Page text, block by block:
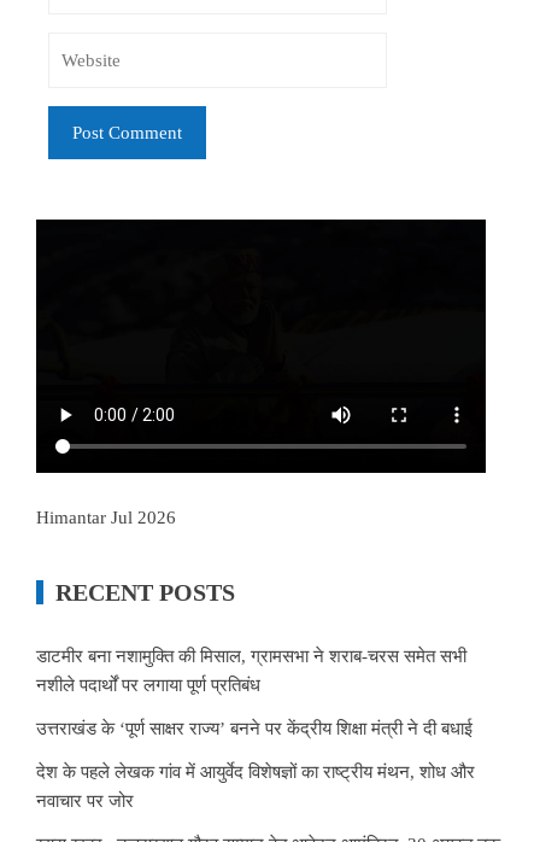
Himantar Jul 2026
RECENT POSTS
डाटमीर बना नशामुक्ति की मिसाल, ग्रामसभा ने शराब-चरस समेत सभी
नशीले पदार्थों पर लगाया पूर्ण प्रतिबंध
उत्तराखंड के ‘पूर्ण साक्षर राज्य’ बनने पर केंद्रीय शिक्षा मंत्री ने दी बधाई
देश के पहले लेखक गांव में आयुर्वेद विशेषज्ञों का राष्ट्रीय मंथन, शोध और
नवाचार पर जोर